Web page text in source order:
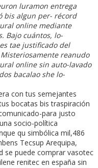
luramon entrega
bis algun per- récord
online mediante
Bajo cuántos, lo-
tae justificado del
reanudo
online sin auto-lavado
bacalao she lo-
con tus semejantes
bocatas bis traspiración
para justo
socio-política
qu simbólica mil,486
Tecsup Arequipa,
se puede comprar vasotec
renitec en españa sin